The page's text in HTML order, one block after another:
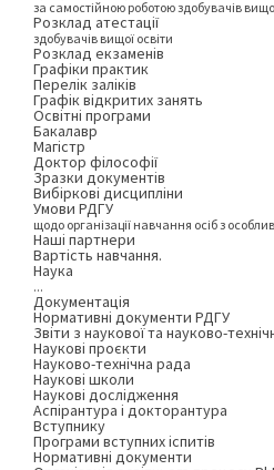
за самостійною роботою здобувачів
Розклад атестації
здобувачів вищої освіти
Розклад екзаменів
Графіки практик
Перелік заліків
Графік відкритих занять
Освітні програми
Бакалавр
Магістр
Доктор філософії
Зразки документів
Вибіркові дисципліни
Умови РДГУ
щодо організації навчання осіб з
Наші партнери
Вартість навчання.
Наука
...
Документація
Нормативні документи РДГУ
Звіти з наукової та науково-
Наукові проєкти
Науково-технічна рада
Наукові школи
Наукові дослідження
Аспірантура і докторантура
Вступнику
Програми вступних іспитів
Нормативні документи